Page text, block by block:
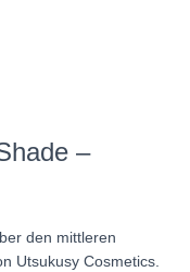
–
den mittleren
Utsukusy Cosmetics.